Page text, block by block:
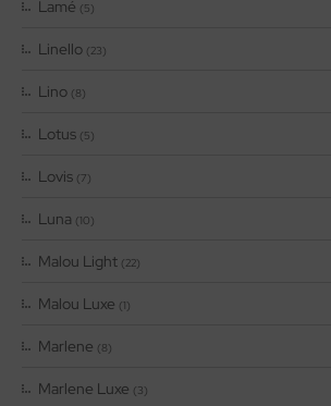
Lamé (5)
Linello (23)
Lino (8)
Lotus (5)
Lovis (7)
Luna (10)
Malou Light (22)
Malou Luxe (1)
Marlene (8)
Marlene Luxe (3)